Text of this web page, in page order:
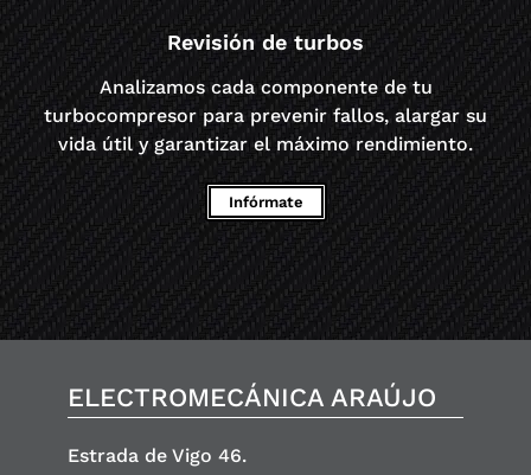
Revisión de turbos
Analizamos cada componente de tu
turbocompresor para prevenir fallos, alargar su
vida útil y garantizar el máximo rendimiento.
Infórmate
ELECTROMECÁNICA ARAÚJO
Estrada de Vigo 46.